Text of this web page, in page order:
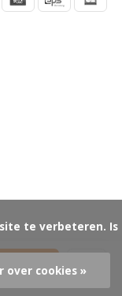
over cookies »